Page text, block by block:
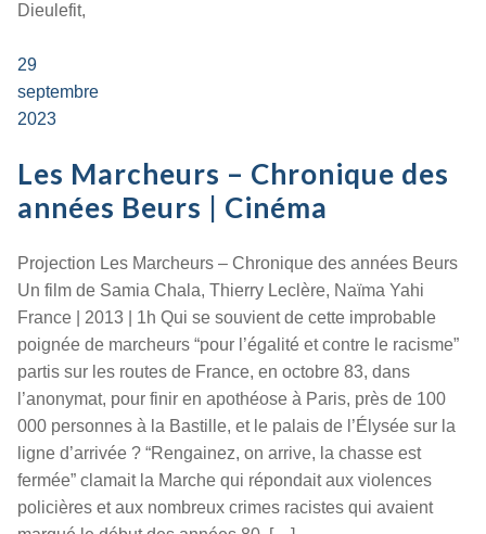
Dieulefit,
29
septembre
2023
Les Marcheurs – Chronique des
années Beurs | Cinéma
Projection Les Marcheurs – Chronique des années Beurs
Un film de Samia Chala, Thierry Leclère, Naïma Yahi
France | 2013 | 1h Qui se souvient de cette improbable
poignée de marcheurs “pour l’égalité et contre le racisme”
partis sur les routes de France, en octobre 83, dans
l’anonymat, pour finir en apothéose à Paris, près de 100
000 personnes à la Bastille, et le palais de l’Élysée sur la
ligne d’arrivée ? “Rengainez, on arrive, la chasse est
fermée” clamait la Marche qui répondait aux violences
policières et aux nombreux crimes racistes qui avaient